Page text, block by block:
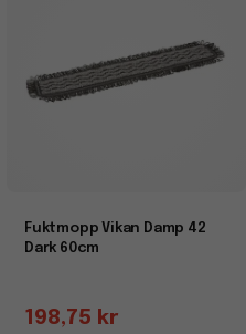
Fuktmopp Vikan Damp 42
Dark 60cm
198,75 kr